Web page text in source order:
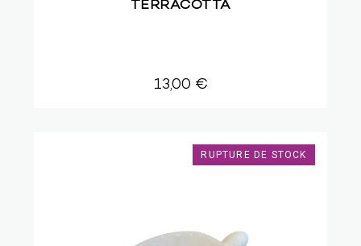
TERRACOTTA
13,00 €
RUPTURE DE STOCK